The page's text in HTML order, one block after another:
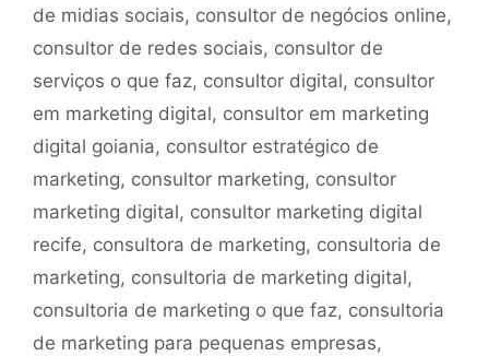
de midias sociais, consultor de negócios online,
consultor de redes sociais, consultor de
serviços o que faz, consultor digital, consultor
em marketing digital, consultor em marketing
digital goiania, consultor estratégico de
marketing, consultor marketing, consultor
marketing digital, consultor marketing digital
recife, consultora de marketing, consultoria de
marketing, consultoria de marketing digital,
consultoria de marketing o que faz, consultoria
de marketing para pequenas empresas,